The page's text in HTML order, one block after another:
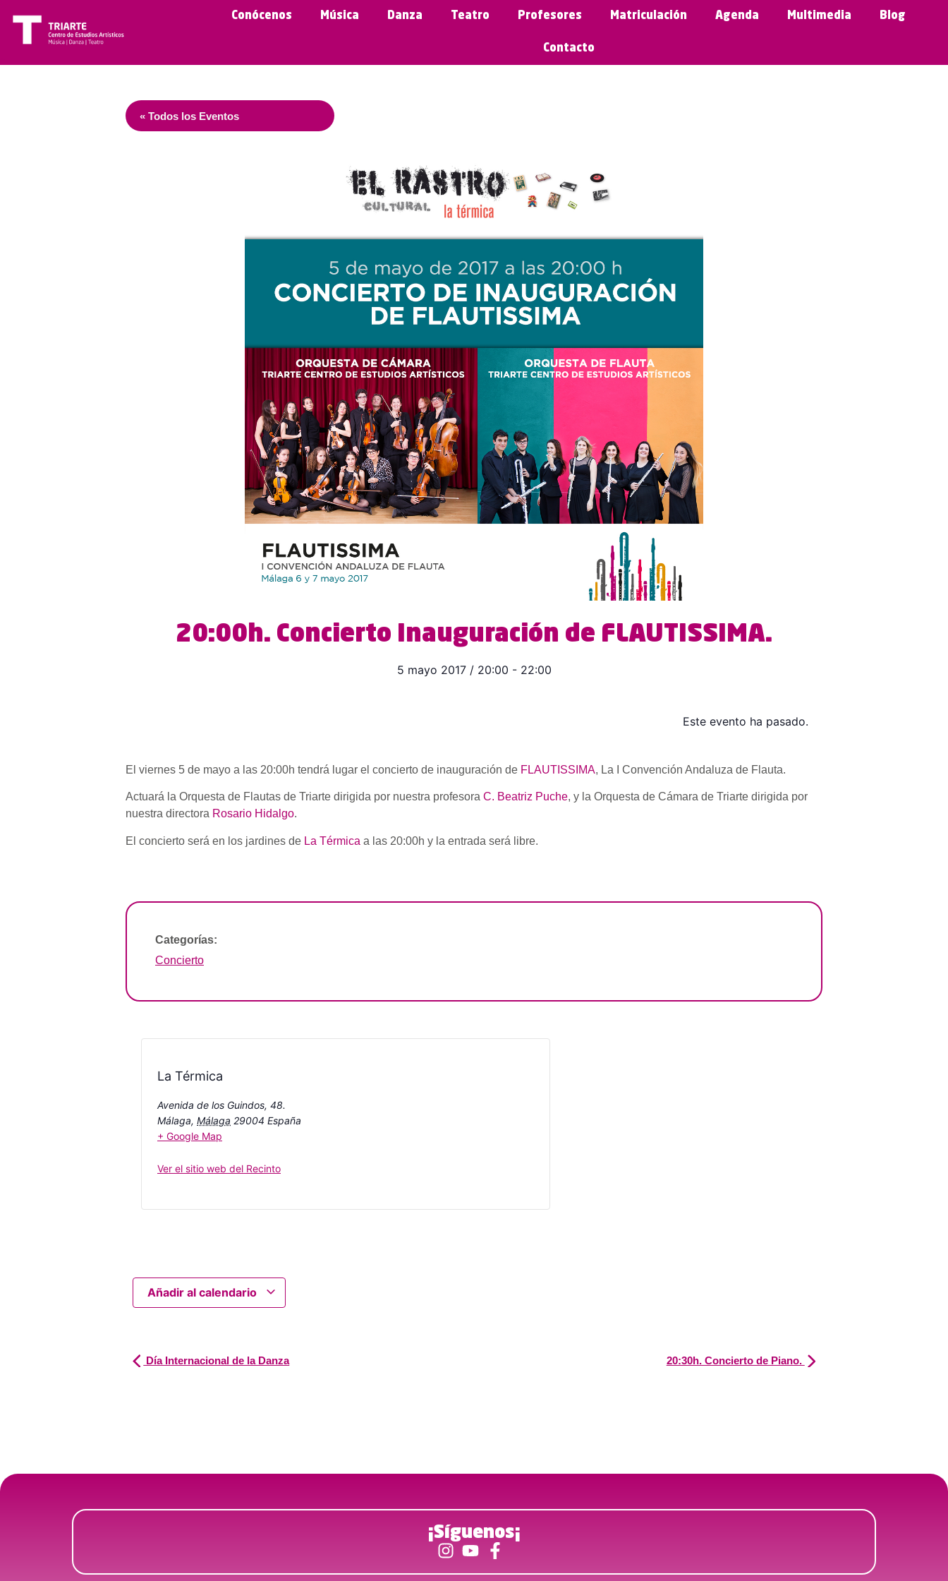
Conócenos Música Danza Teatro Profesores Matriculación Agenda Multimedia Blog
Contacto
« Todos los Eventos
20:00h. Concierto Inauguración de FLAUTISSIMA.
5 mayo 2017 / 20:00 - 22:00
Este evento ha pasado.
El viernes 5 de mayo a las 20:00h tendrá lugar el concierto de inauguración de FLAUTISSIMA, La I Convención Andaluza de Flauta.
Actuará la Orquesta de Flautas de Triarte dirigida por nuestra profesora C. Beatriz Puche, y la Orquesta de Cámara de Triarte dirigida por
nuestra directora Rosario Hidalgo.
El concierto será en los jardines de La Térmica a las 20:00h y la entrada será libre.
Categorías:
Concierto
La Térmica
Avenida de los Guindos, 48.
Málaga, Málaga 29004 España
+ Google Map
Ver el sitio web del Recinto
Añadir al calendario
Día Internacional de la Danza 20:30h. Concierto de Piano.
¡Síguenos¡